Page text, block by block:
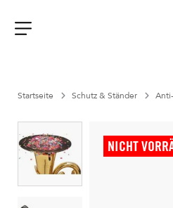
contenu
Startseite Schutz & Ständer
NICHT